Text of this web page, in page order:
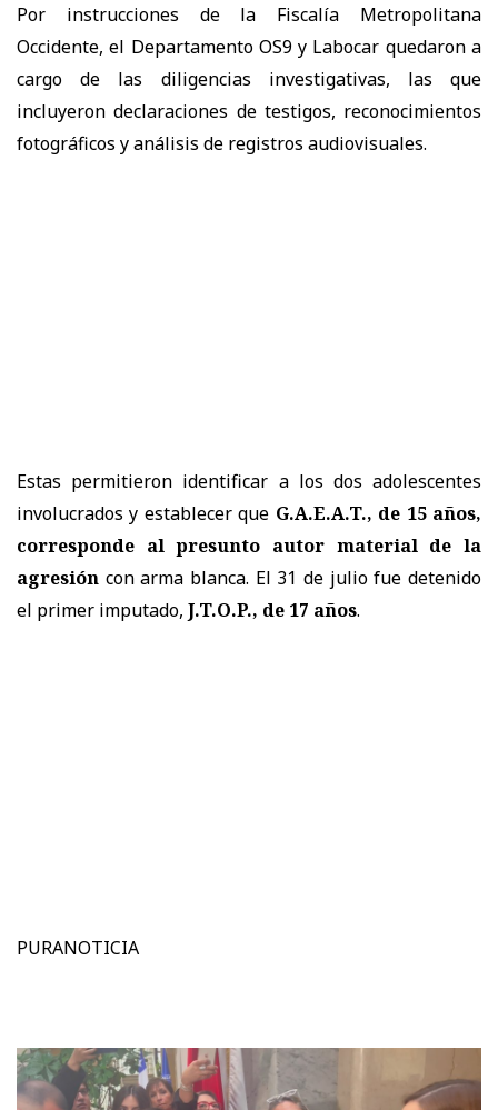
Por instrucciones de la Fiscalía Metropolitana
Occidente, el Departamento OS9 y Labocar quedaron a
cargo de las diligencias investigativas, las que
incluyeron declaraciones de testigos, reconocimientos
fotográficos y análisis de registros audiovisuales.
Estas permitieron identificar a los dos adolescentes
involucrados y establecer que G.A.E.A.T., de 15 años,
corresponde al presunto autor material de la
agresión con arma blanca. El 31 de julio fue detenido
el primer imputado, J.T.O.P., de 17 años.
PURANOTICIA